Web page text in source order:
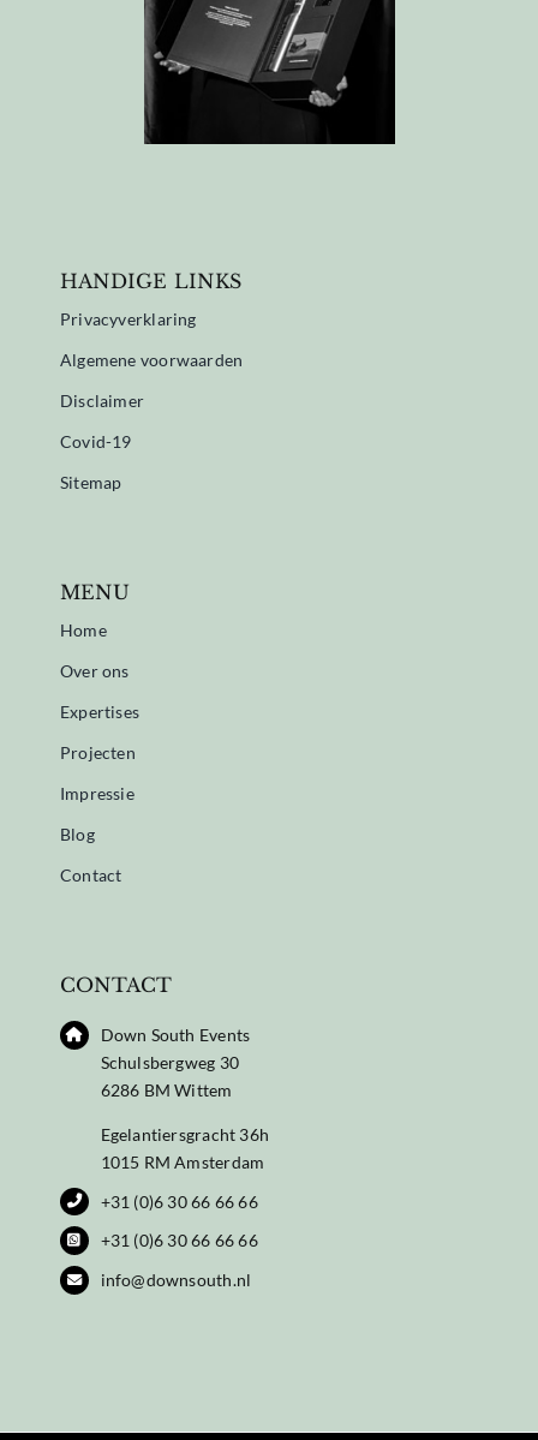
HANDIGE LINKS
Privacyverklaring
Algemene voorwaarden
Disclaimer
Covid-19
Sitemap
MENU
Home
Over ons
Expertises
Projecten
Impressie
Blog
Contact
CONTACT
Down South Events
Schulsbergweg 30
6286 BM Wittem
Egelantiersgracht 36h
1015 RM Amsterdam
+31 (0)6 30 66 66 66
+31 (0)6 30 66 66 66
info@downsouth.nl